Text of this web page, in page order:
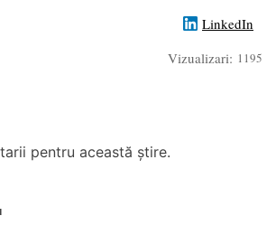
LinkedIn
Vizualizari: 1195
pentru această știre.